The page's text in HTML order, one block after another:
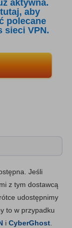
aktywna.
aby
polecane
sieci VPN.
Jeśli
z tym dostawcą
udostępnimy
to w przypadku
i CyberGhost.